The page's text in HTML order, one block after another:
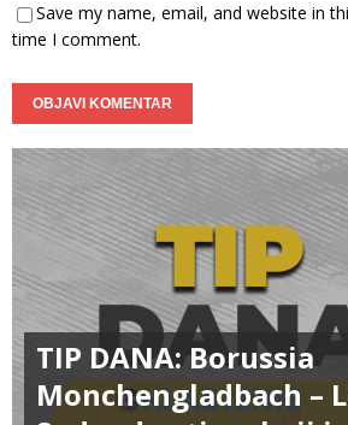
Save my name, email, and website in
time I comment.
TIP DANA: Borussia
Monchengladbach –